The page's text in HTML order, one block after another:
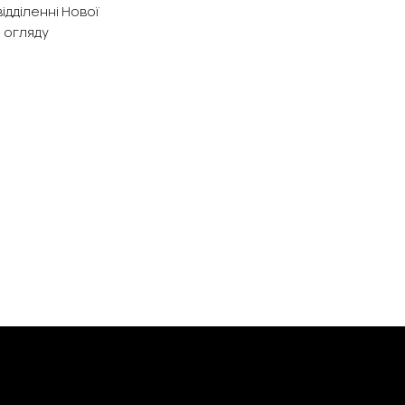
Нової
огляду